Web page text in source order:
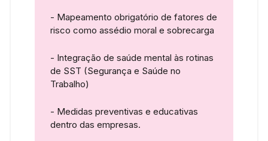
- Mapeamento obrigatório de fatores de
risco como assédio moral e sobrecarga
- Integração de saúde mental às rotinas
de SST (Segurança e Saúde no
Trabalho)
- Medidas preventivas e educativas
dentro das empresas.